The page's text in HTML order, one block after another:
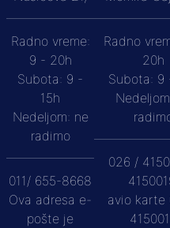
Radno vreme:
9 - 20h
Subota: 9 -
15h
Nedeljom: ne
radimo
011/ 655-8668
Ova adresa e-
pošte je
Radno
20h
Subota: 9
026 /
avio karte